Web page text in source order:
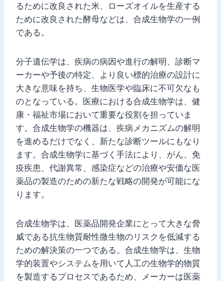
るために改良された米、ローズオイルを生産する
ために改良された酵母などは、合成生物学の一例
である。
分子遺伝学は、疾病の病因や進行の解明、診断マ
ーカーや予後の特定、より良い標的治療の設計に
大きな意味を持ち、生物医学や臨床に不可欠なも
のとなっている。医療における合成生物学は、健
康・福祉市場において重要な役割を担っていま
す。合成生物学の機器は、疾病メカニズムの解明
を進めるだけでなく、新たな診断ツールにもなり
ます。合成生物学に基づく手法により、がん、免
疫疾患、代謝異常、感染症などの治療や安価な医
薬品の製造のための新たな戦略の開発が可能にな
ります。
合成生物学は、医薬品開発企業にとって大きな脅
威である抗生物質耐性微生物のリスクを低減する
ための解決策の一つである。合成生物学は、生物
学的装置やシステムを用いて人工の生物学的物質
を製造するプロセスであるため、メーカーは医薬